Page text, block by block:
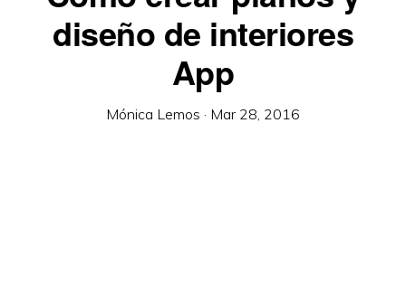
diseño de interiores
App
Mónica Lemos · Mar 28, 2016